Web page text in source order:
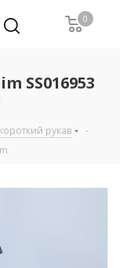
0
SS016953
рукав
-